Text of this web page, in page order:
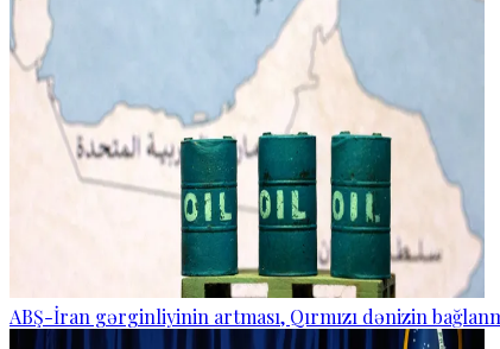
ABŞ-İran gərginliyinin artması, Qırmızı dənizin